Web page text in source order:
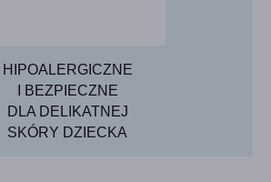
HIPOALERGICZNE
I BEZPIECZNE
DLA DELIKATNEJ
SKÓRY DZIECKA